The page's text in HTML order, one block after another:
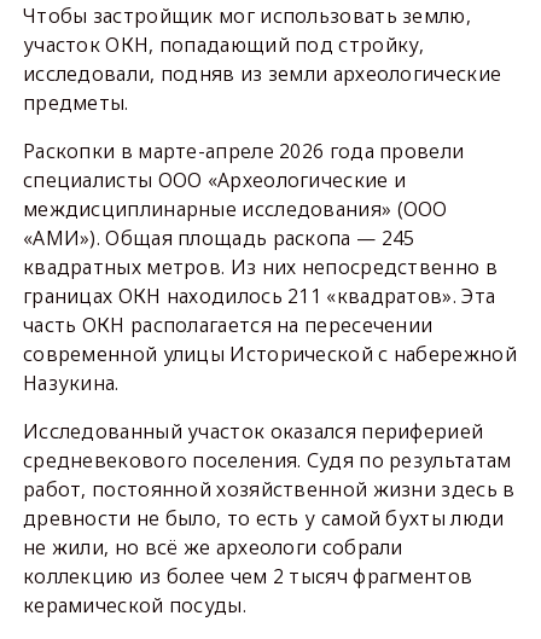
Чтобы застройщик мог использовать землю,
участок ОКН, попадающий под стройку,
исследовали, подняв из земли археологические
предметы.
Раскопки в марте-апреле 2026 года провели
специалисты ООО «Археологические и
междисциплинарные исследования» (ООО
«АМИ»). Общая площадь раскопа — 245
квадратных метров. Из них непосредственно в
границах ОКН находилось 211 «квадратов». Эта
часть ОКН располагается на пересечении
современной улицы Исторической с набережной
Назукина.
Исследованный участок оказался периферией
средневекового поселения. Судя по результатам
работ, постоянной хозяйственной жизни здесь в
древности не было, то есть у самой бухты люди
не жили, но всё же археологи собрали
коллекцию из более чем 2 тысяч фрагментов
керамической посуды.